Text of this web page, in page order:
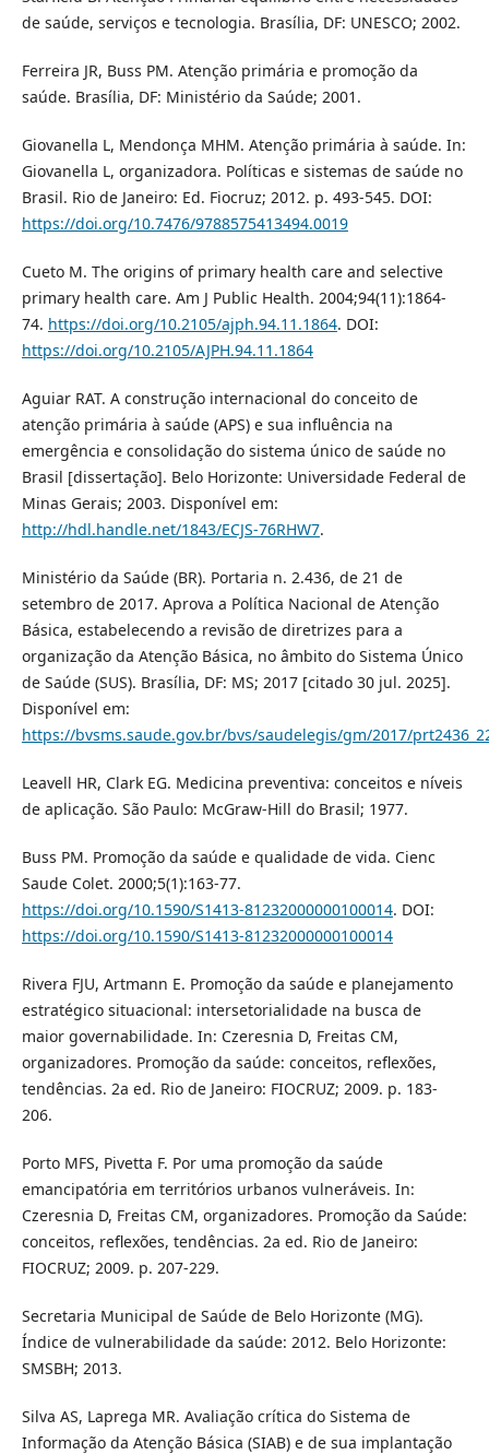
de saúde, serviços e tecnologia. Brasília, DF: UNESCO; 2002.
Ferreira JR, Buss PM. Atenção primária e promoção da
saúde. Brasília, DF: Ministério da Saúde; 2001.
Giovanella L, Mendonça MHM. Atenção primária à saúde. In:
Giovanella L, organizadora. Políticas e sistemas de saúde no
Brasil. Rio de Janeiro: Ed. Fiocruz; 2012. p. 493-545. DOI:
https://doi.org/10.7476/9788575413494.0019
Cueto M. The origins of primary health care and selective
primary health care. Am J Public Health. 2004;94(11):1864-
74. https://doi.org/10.2105/ajph.94.11.1864. DOI:
https://doi.org/10.2105/AJPH.94.11.1864
Aguiar RAT. A construção internacional do conceito de
atenção primária à saúde (APS) e sua influência na
emergência e consolidação do sistema único de saúde no
Brasil [dissertação]. Belo Horizonte: Universidade Federal de
Minas Gerais; 2003. Disponível em:
http://hdl.handle.net/1843/ECJS-76RHW7.
Ministério da Saúde (BR). Portaria n. 2.436, de 21 de
setembro de 2017. Aprova a Política Nacional de Atenção
Básica, estabelecendo a revisão de diretrizes para a
organização da Atenção Básica, no âmbito do Sistema Único
de Saúde (SUS). Brasília, DF: MS; 2017 [citado 30 jul. 2025].
Disponível em:
https://bvsms.saude.gov.br/bvs/saudelegis/gm/2017/
Leavell HR, Clark EG. Medicina preventiva: conceitos e níveis
de aplicação. São Paulo: McGraw-Hill do Brasil; 1977.
Buss PM. Promoção da saúde e qualidade de vida. Cienc
Saude Colet. 2000;5(1):163-77.
https://doi.org/10.1590/S1413-81232000000100014. DOI:
https://doi.org/10.1590/S1413-81232000000100014
Rivera FJU, Artmann E. Promoção da saúde e planejamento
estratégico situacional: intersetorialidade na busca de
maior governabilidade. In: Czeresnia D, Freitas CM,
organizadores. Promoção da saúde: conceitos, reflexões,
tendências. 2a ed. Rio de Janeiro: FIOCRUZ; 2009. p. 183-
206.
Porto MFS, Pivetta F. Por uma promoção da saúde
emancipatória em territórios urbanos vulneráveis. In:
Czeresnia D, Freitas CM, organizadores. Promoção da Saúde:
conceitos, reflexões, tendências. 2a ed. Rio de Janeiro:
FIOCRUZ; 2009. p. 207-229.
Secretaria Municipal de Saúde de Belo Horizonte (MG).
Índice de vulnerabilidade da saúde: 2012. Belo Horizonte:
SMSBH; 2013.
Silva AS, Laprega MR. Avaliação crítica do Sistema de
Informação da Atenção Básica (SIAB) e de sua implantação